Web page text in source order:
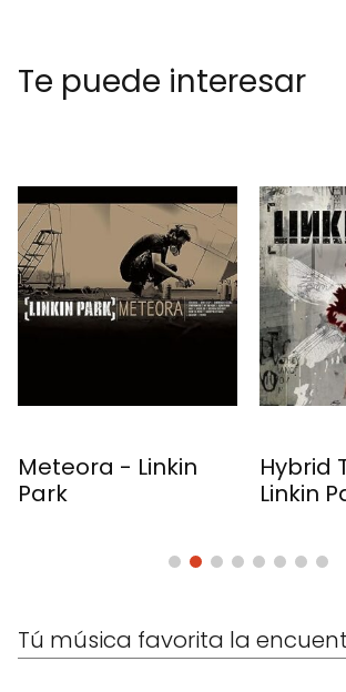
Te puede interesar
Hybrid Theory -
Linkin Park
Vs. -
Tú música favorita la